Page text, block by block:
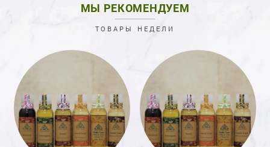
МЫ РЕКОМЕНДУЕМ
ТОВАРЫ НЕДЕЛИ